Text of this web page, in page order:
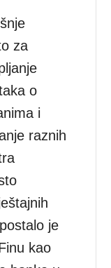
za
o
i
raznih
je
kao